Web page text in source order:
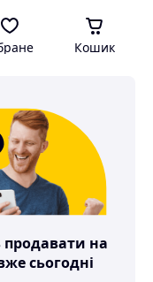
Кошик
продавати на
сьогодні